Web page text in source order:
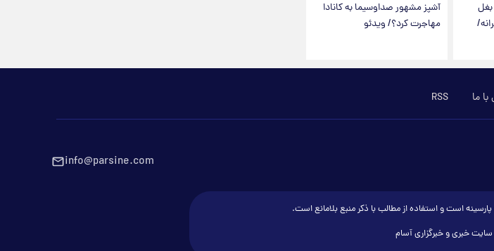
آشپز مشهور صداوسیما به کانادا
مهاجرت کرد؟/ ویدئو
ما RSS
info@parsine.com
است و استفاده از مطالب با ذکر منبع بلامانع است.
خبری و خبرگزاری آسام